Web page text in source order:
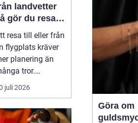
landvetter
gör du resan
och
smidig
resa till eller från
flygplats kräver
planering än
tror.
Flygtider, packning,
säker...
juli 2026
sekunder,
på konto...
Göra om